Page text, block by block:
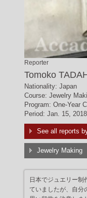
Reporter
Tomoko
Nationality: Japan
Course: Jewelry
Program: One-Year
Period: Jan. 15,
See all reports
Jewelry Making
日本でジュエリー制
ていましたが、自分